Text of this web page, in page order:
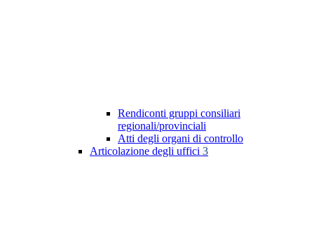
Rendiconti gruppi consiliari
regionali/provinciali
Atti degli organi di controllo
Articolazione degli uffici 3